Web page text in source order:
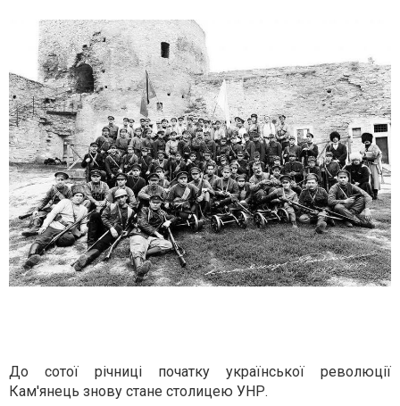
До сотої річниці початку української революції
Кам'янець знову стане столицею УНР.